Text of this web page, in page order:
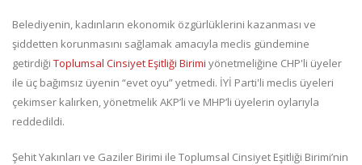
Belediyenin, kadınların ekonomik özgürlüklerini kazanması ve
şiddetten korunmasını sağlamak amacıyla meclis gündemine
getirdiği Toplumsal Cinsiyet Eşitliği Birimi yönetmeliğine CHP'li üyeler
ile üç bağımsız üyenin “evet oyu” yetmedi. İYİ Parti'li meclis üyeleri
çekimser kalırken, yönetmelik AKP’li ve MHP’li üyelerin oylarıyla
reddedildi.
Şehit Yakınları ve Gaziler Birimi ile Toplumsal Cinsiyet Eşitliği Birimi’nin